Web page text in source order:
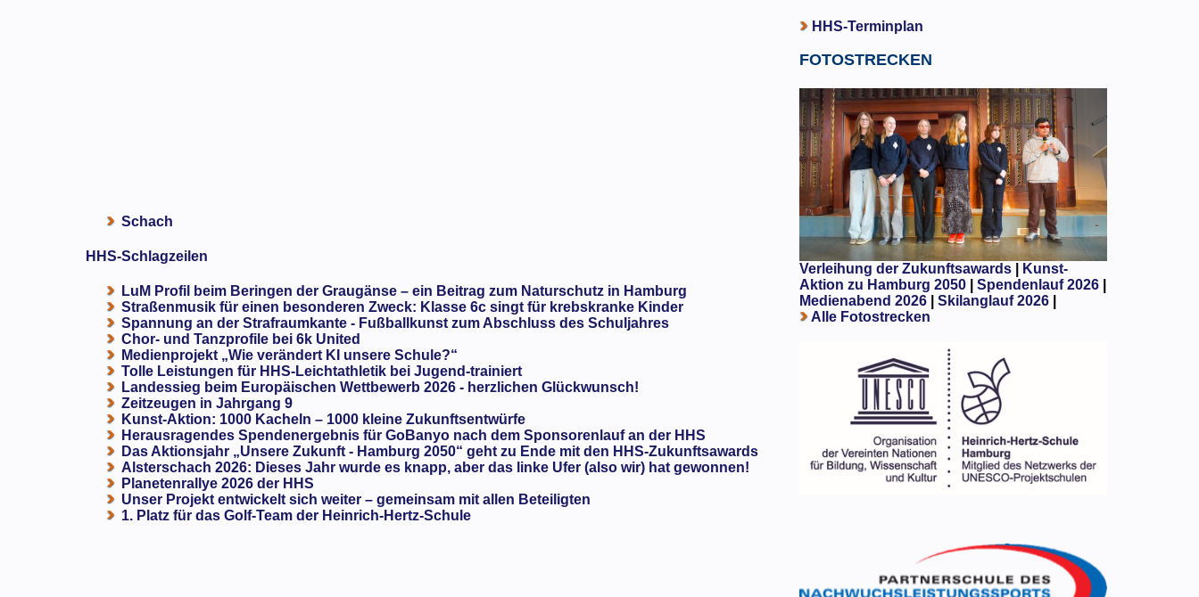
Schach
HHS-Schlagzeilen
LuM Profil beim Beringen der Graugänse – ein Beitrag zum Naturschutz in Hamburg
Straßenmusik für einen besonderen Zweck: Klasse 6c singt für krebskranke Kinder
Spannung an der Strafraumkante - Fußballkunst zum Abschluss des Schuljahres
Chor- und Tanzprofile bei 6k United
Medienprojekt „Wie verändert KI unsere Schule?“
Tolle Leistungen für HHS-Leichtathletik bei Jugend-trainiert
Landessieg beim Europäischen Wettbewerb 2026 - herzlichen Glückwunsch!
Zeitzeugen in Jahrgang 9
Kunst-Aktion: 1000 Kacheln – 1000 kleine Zukunftsentwürfe
Herausragendes Spendenergebnis für GoBanyo nach dem Sponsorenlauf an der HHS
Das Aktionsjahr „Unsere Zukunft - Hamburg 2050“ geht zu Ende mit den HHS-Zukunftsawards
Alsterschach 2026: Dieses Jahr wurde es knapp, aber das linke Ufer (also wir) hat gewonnen!
Planetenrallye 2026 der HHS
Unser Projekt entwickelt sich weiter – gemeinsam mit allen Beteiligten
1. Platz für das Golf-Team der Heinrich-Hertz-Schule
HHS-Terminplan
FOTOSTRECKEN
Verleihung der Zukunftsawards|
Kunst-
Aktion zu Hamburg 2050
Spendenlauf 2026|
Medienabend 2026| Skilanglauf 2026|
Alle Fotostrecken